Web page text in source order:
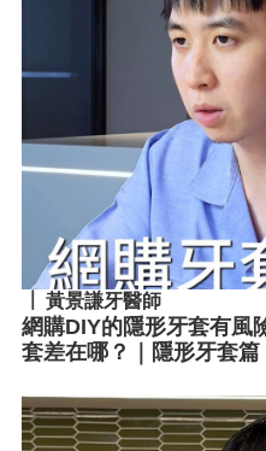
黃景謙牙醫師
網購DIY的隱形牙套有風
套差在哪？｜隱形牙套篇